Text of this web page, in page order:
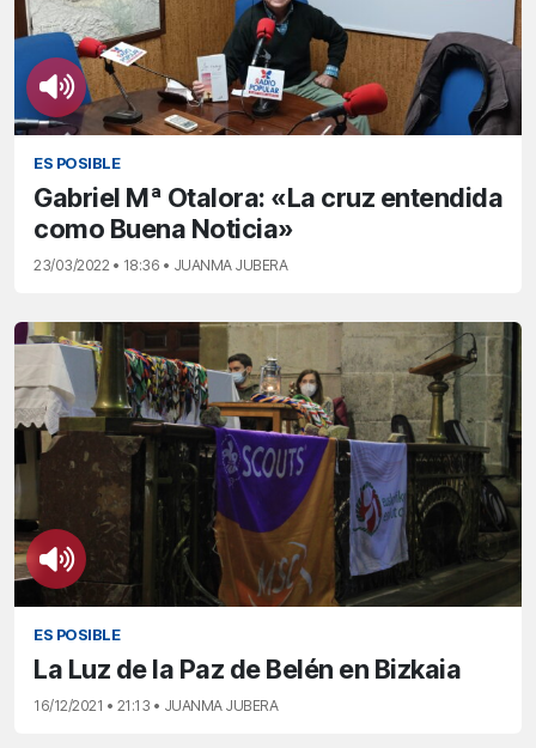
ES POSIBLE
Gabriel Mª Otalora: «La cruz entendida
como Buena Noticia»
23/03/2022 • 18:36 • JUANMA JUBERA
ES POSIBLE
La Luz de la Paz de Belén en Bizkaia
16/12/2021 • 21:13 • JUANMA JUBERA